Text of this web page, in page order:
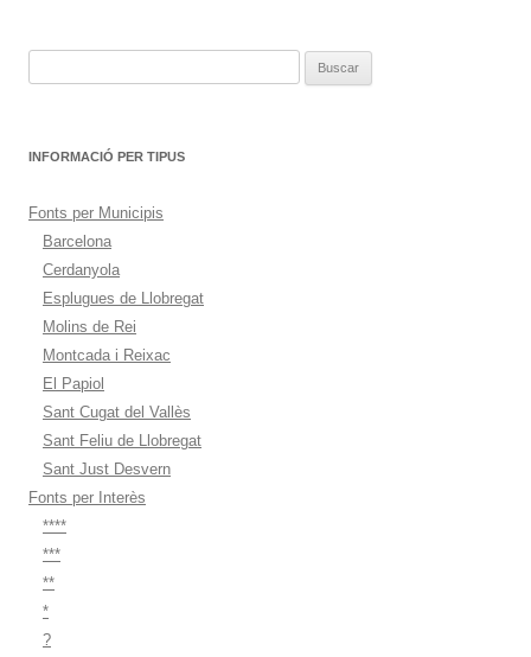
INFORMACIÓ PER TIPUS
Fonts per Municipis
Barcelona
Cerdanyola
Esplugues de Llobregat
Molins de Rei
Montcada i Reixac
El Papiol
Sant Cugat del Vallès
Sant Feliu de Llobregat
Sant Just Desvern
Fonts per Interès
****
***
**
*
?